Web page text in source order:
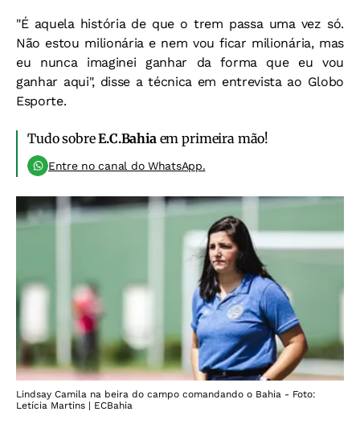
"É aquela história de que o trem passa uma vez só.
Não estou milionária e nem vou ficar milionária, mas
eu nunca imaginei ganhar da forma que eu vou
ganhar aqui", disse a técnica em entrevista ao Globo
Esporte.
Tudo sobreE.C.Bahia em primeira mão!
Entre no canal do WhatsApp.
Lindsay Camila na beira do campo comandando o Bahia - Foto:
Letícia Martins | ECBahia